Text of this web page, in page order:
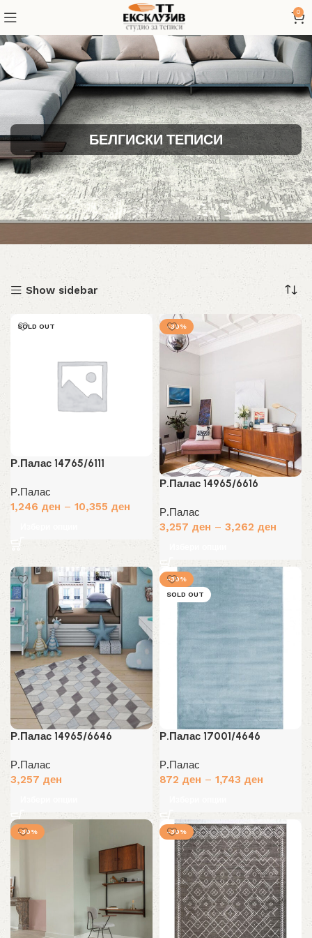
0
БЕЛГИСКИ ТЕПИСИ
Show sidebar
SOLD OUT
Р.Палас 14765/6111
Р.Палас
1,246 ден – 10,355 ден
-30%
Р.Палас 14965/6616
Р.Палас
3,257 ден – 3,262 ден
Р.Палас 14965/6646
Р.Палас
3,257 ден
-30%
SOLD OUT
Р.Палас 17001/4646
Р.Палас
872 ден – 1,743 ден
-30% -30%